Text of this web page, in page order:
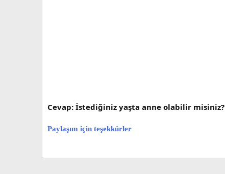
Cevap: İstediğiniz yaşta anne olabilir misiniz?
Paylaşım için teşekkürler